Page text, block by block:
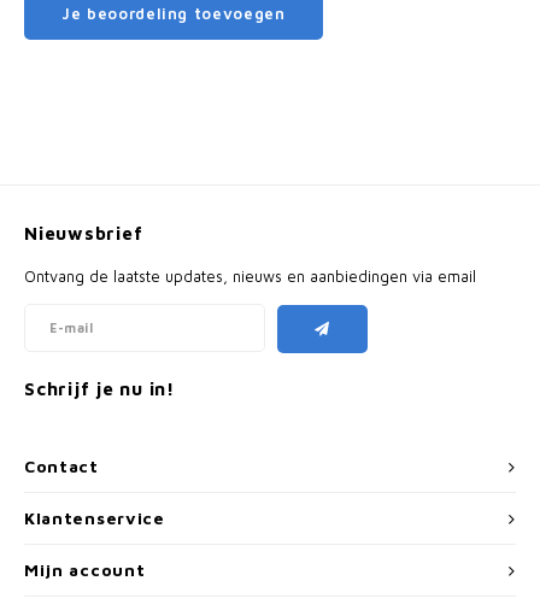
Je beoordeling toevoegen
Contact
Nieuwsbrief
Ontvang de laatste updates, nieuws en aanbiedingen via email
Schrijf je nu in!
Klantenservice
Mijn account